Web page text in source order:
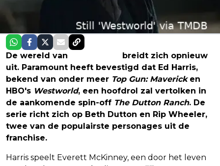
De wereld van
breidt zich opnieuw
uit. Paramount heeft bevestigd dat Ed Harris,
bekend van onder meer Top Gun: Mavericken
HBO's Westworld, een hoofdrol zal vertolken in
de aankomende spin-off The Dutton Ranch. De
serie richt zich op Beth Dutton en Rip Wheeler,
twee van de populairste personages uit de
franchise.
Harris speelt Everett McKinney, een door het leven